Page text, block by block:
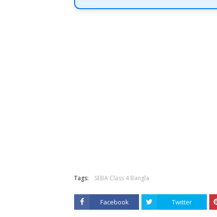
Tags: SEBA Class 4 Bangla
Facebook Twitter